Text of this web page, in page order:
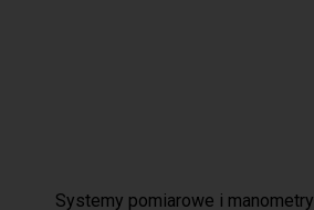
Systemy pomiarowe i manometry